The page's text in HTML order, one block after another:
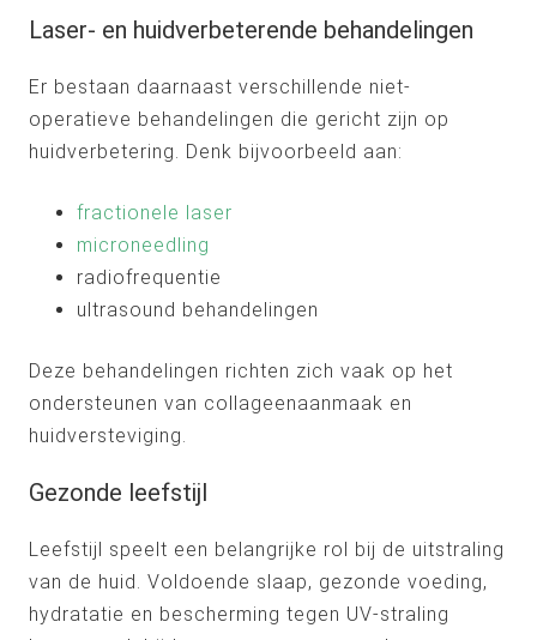
Laser- en huidverbeterende behandelingen
Er bestaan daarnaast verschillende niet-
operatieve behandelingen die gericht zijn op
huidverbetering. Denk bijvoorbeeld aan:
fractionele laser
microneedling
radiofrequentie
ultrasound behandelingen
Deze behandelingen richten zich vaak op het
ondersteunen van collageenaanmaak en
huidversteviging.
Gezonde leefstijl
Leefstijl speelt een belangrijke rol bij de uitstraling
van de huid. Voldoende slaap, gezonde voeding,
hydratatie en bescherming tegen UV-straling